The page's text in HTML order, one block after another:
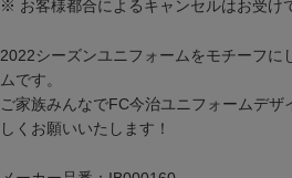
※ お客様都合によるキャンセルはお受け
2022シーズンユニフォームをモチーフに
ムです。
ご家族みんなでFC今治ユニフォームデザ
しくお願いいたします！